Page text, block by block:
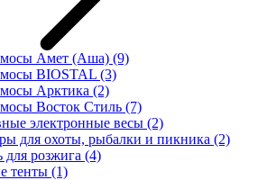
Амет (Аша) (9)
BIOSTAL (3)
Арктика (2)
Восток Стиль (7)
электронные весы (2)
для охоты, рыбалки и пикника (2)
для розжига (4)
тенты (1)